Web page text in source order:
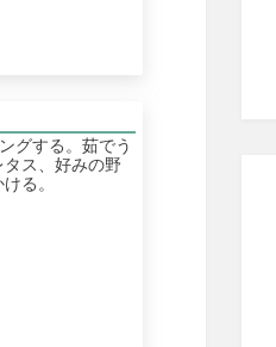
グする。茹でう
ス、好みの野
る。